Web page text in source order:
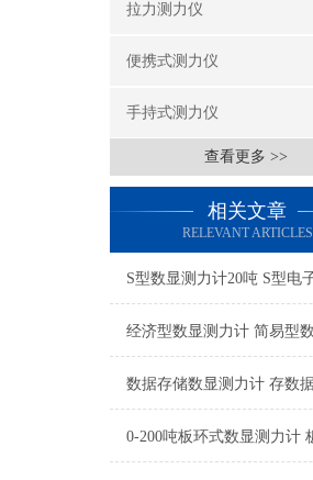
拉力测力仪
便携式测力仪
手持式测力仪
查看更多 >>
相关文章
RELEVANT ARTICLES